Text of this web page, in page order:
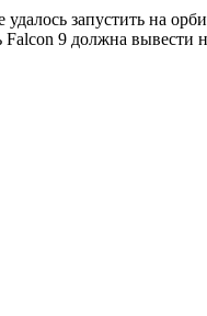
запустить на
9 должна